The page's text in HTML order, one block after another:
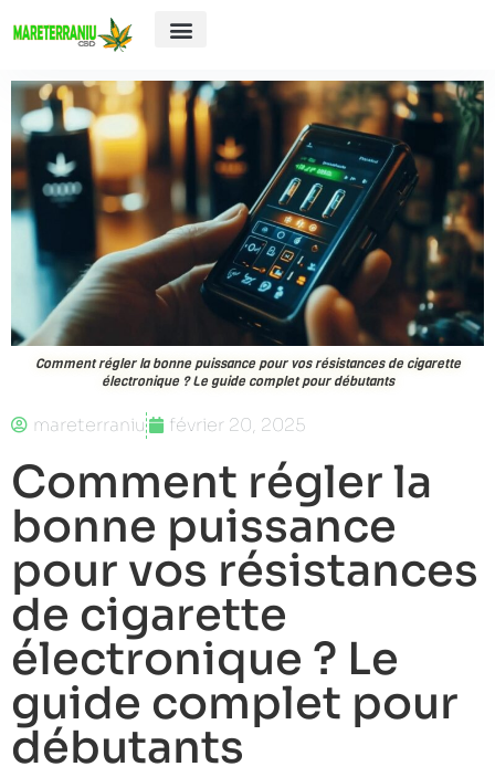
Comment régler la bonne puissance pour vos résistances de cigarette
électronique ? Le guide complet pour débutants
mareterraniu février 20, 2025
Comment régler la
bonne puissance
pour vos résistances
de cigarette
électronique ? Le
guide complet pour
débutants